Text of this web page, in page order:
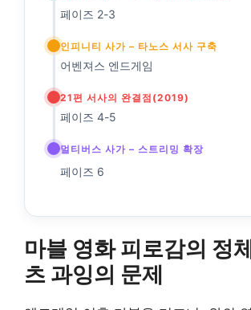
페이즈 2-3
인피니티 사가 – 타노스 서사 구축
어벤져스 엔드게임
21편 서사의 완결점(2019)
페이즈 4-5
멀티버스 사가 – 스트리밍 확장
페이즈 6
마블 영화 피로감의 정
츠 과잉의 문제